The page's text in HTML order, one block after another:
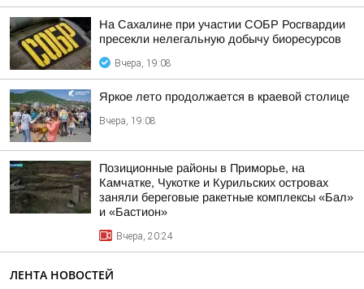
На Сахалине при участии СОБР Росгвардии
пресекли нелегальную добычу биоресурсов
Вчера, 19:08
Яркое лето продолжается в краевой столице
Вчера, 19:08
Позиционные районы в Приморье, на
Камчатке, Чукотке и Курильских островах
заняли береговые ракетные комплексы «Бал»
и «Бастион»
Вчера, 20:24
ЛЕНТА НОВОСТЕЙ